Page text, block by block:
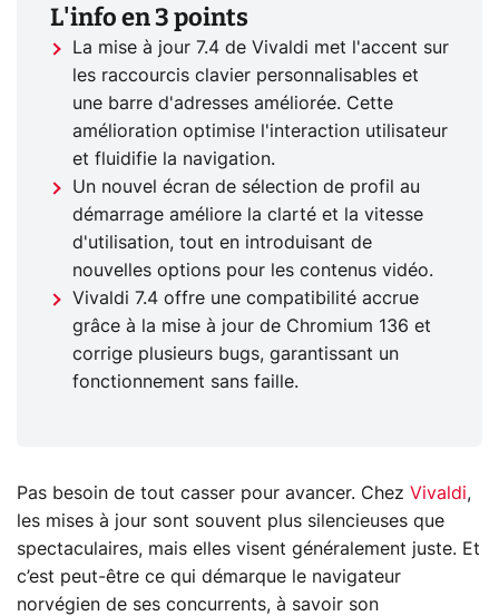
L'info en 3 points
La mise à jour 7.4 de Vivaldi met l'accent sur
les raccourcis clavier personnalisables et
une barre d'adresses améliorée. Cette
amélioration optimise l'interaction utilisateur
et fluidifie la navigation.
Un nouvel écran de sélection de profil au
démarrage améliore la clarté et la vitesse
d'utilisation, tout en introduisant de
nouvelles options pour les contenus vidéo.
Vivaldi 7.4 offre une compatibilité accrue
grâce à la mise à jour de Chromium 136 et
corrige plusieurs bugs, garantissant un
fonctionnement sans faille.
Pas besoin de tout casser pour avancer. Chez Vivaldi,
les mises à jour sont souvent plus silencieuses que
spectaculaires, mais elles visent généralement juste. Et
c’est peut-être ce qui démarque le navigateur
norvégien de ses concurrents, à savoir son